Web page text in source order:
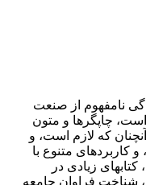
نامفهوم از صنعت
چاپگرها و متون
که لازم است، و
کاربردهای متنوع با
زیادی در
فراوان جامعه